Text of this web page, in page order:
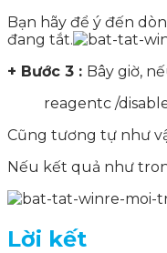
Bạn hãy để ý đến
đang tắt.
+ Bước 3 : Bây giờ,
reagentc /
Cũng tương tự như
Nếu kết quả như
Lời kết